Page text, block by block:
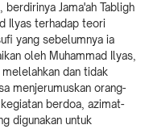
Jama'ah Tabligh
Ilyas terhadap teori
yang sebelumnya ia
oleh Muhammad Ilyas,
dan tidak
menjerumuskan orang-
berdoa, azimat-
digunakan untuk